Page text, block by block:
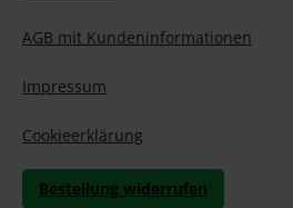
AGB mit Kundeninformationen
Impressum
Cookieerklärung
Bestellung widerrufen